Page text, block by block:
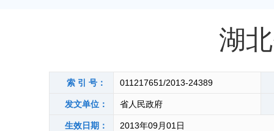
湖
索 引 号： 011217651/2013-24389
发文单位： 省人民政府
生效日期： 2013年09月01日